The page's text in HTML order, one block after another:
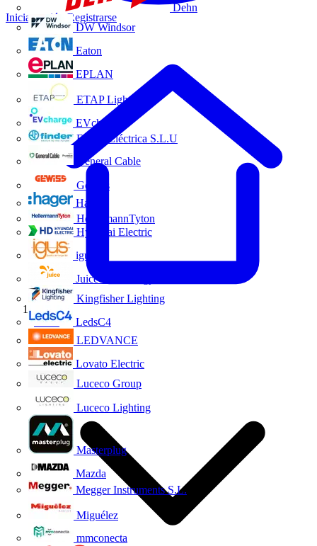
Dehn
DW Windsor
Eaton
EPLAN
ETAP Lighting
EVcharge
Finder Eléctrica S.L.U
General Cable
Gewiss
Hager
HellermannTyton
Hyundai Electric
igus
Juice Technology
Kingfisher Lighting
LedsC4
LEDVANCE
Lovato Electric
Luceco Group
Luceco Lighting
Masterplug
Mazda
Megger Instruments S.L.
Miguélez
mmconecta
Iniciar sesión Registrarse
Inicio